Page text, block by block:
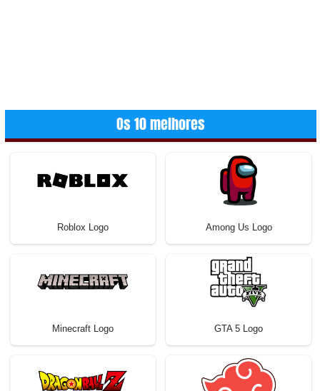
Os 10 melhores
Roblox Logo Among Us Logo
Minecraft Logo GTA 5 Logo